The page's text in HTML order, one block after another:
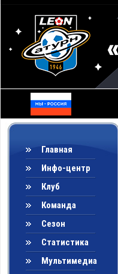
Главная
Инфо-центр
Клуб
Команда
Сезон
Статистика
Мультимедиа